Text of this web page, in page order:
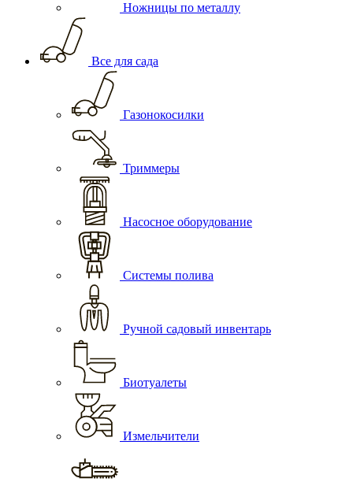
Ножницы по металлу
Все для сада
Газонокосилки
Триммеры
Насосное оборудование
Системы полива
Ручной садовый инвентарь
Биотуалеты
Измельчители